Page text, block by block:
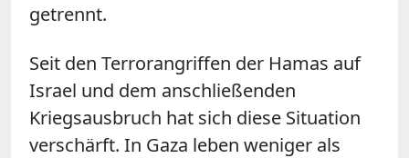
getrennt.
Seit den Terrorangriffen der Hamas auf
Israel und dem anschließenden
Kriegsausbruch hat sich diese Situation
verschärft. In Gaza leben weniger als